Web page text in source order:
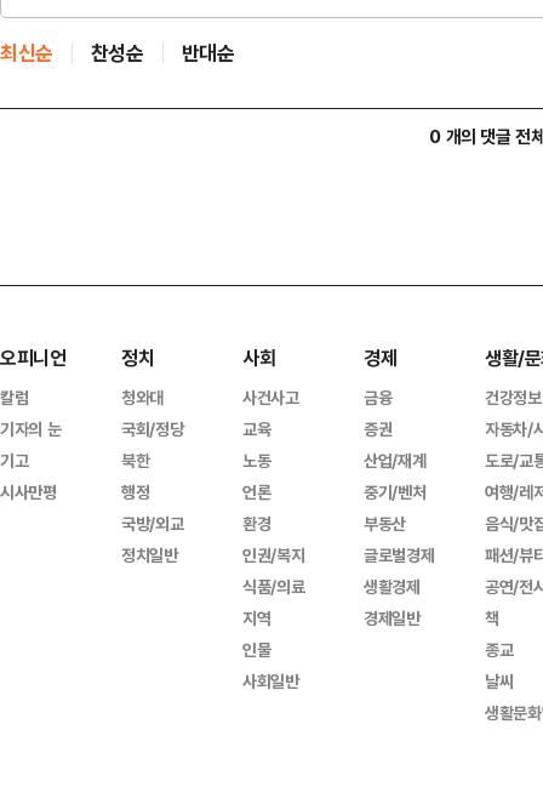
최신순 찬성순 반대순
0 개의 댓글 전
오피니언
칼럼
기자의 눈
기고
시사만평
정치
청와대
국회/정당
북한
행정
국방/외교
정치일반
사회
사건사고
교육
노동
언론
환경
인권/복지
식품/의료
지역
인물
사회일반
경제
금융
증권
산업/재계
중기/벤처
부동산
글로벌경제
생활경제
경제일반
생활/
건강정보
자동차/
도로/교
여행/레
음식/맛
패션/뷰
공연/전
책
종교
날씨
생활문